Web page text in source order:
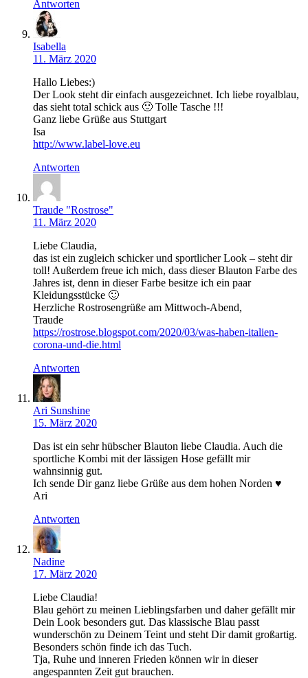
Antworten
Isabella
11. März 2020
Hallo Liebes:)
Der Look steht dir einfach ausgezeichnet. Ich liebe royalblau,
das sieht total schick aus 🙂 Tolle Tasche !!!
Ganz liebe Grüße aus Stuttgart
Isa
http://www.label-love.eu
Antworten
Traude "Rostrose"
11. März 2020
Liebe Claudia,
das ist ein zugleich schicker und sportlicher Look – steht dir
toll! Außerdem freue ich mich, dass dieser Blauton Farbe des
Jahres ist, denn in dieser Farbe besitze ich ein paar
Kleidungsstücke 🙂
Herzliche Rostrosengrüße am Mittwoch-Abend,
Traude
https://rostrose.blogspot.com/2020/03/was-haben-italien-
corona-und-die.html
Antworten
Ari Sunshine
15. März 2020
Das ist ein sehr hübscher Blauton liebe Claudia. Auch die
sportliche Kombi mit der lässigen Hose gefällt mir
wahnsinnig gut.
Ich sende Dir ganz liebe Grüße aus dem hohen Norden ♥
Ari
Antworten
Nadine
17. März 2020
Liebe Claudia!
Blau gehört zu meinen Lieblingsfarben und daher gefällt mir
Dein Look besonders gut. Das klassische Blau passt
wunderschön zu Deinem Teint und steht Dir damit großartig.
Besonders schön finde ich das Tuch.
Tja, Ruhe und inneren Frieden können wir in dieser
angespannten Zeit gut brauchen.